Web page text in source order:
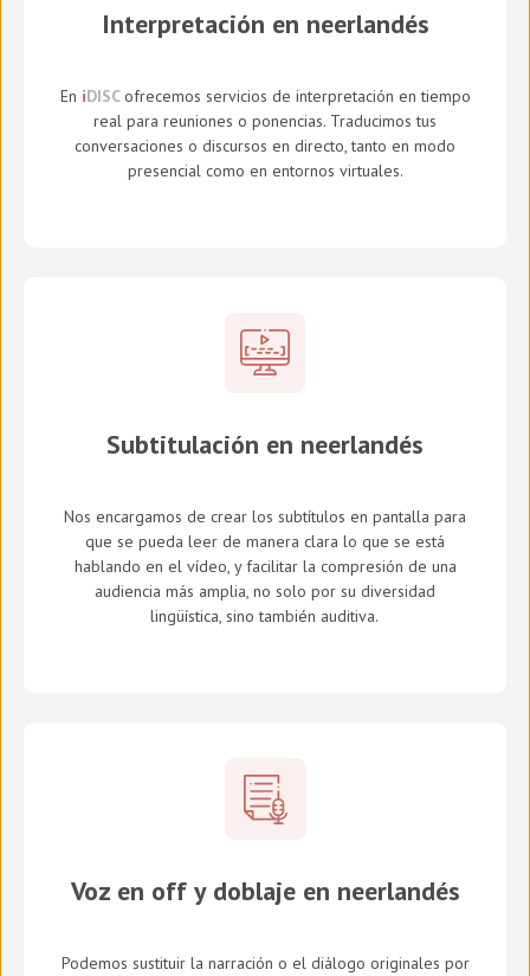
Interpretación en neerlandés
En iDISC ofrecemos servicios de interpretación en tiempo
real para reuniones o ponencias. Traducimos tus
conversaciones o discursos en directo, tanto en modo
presencial como en entornos virtuales.
Subtitulación en neerlandés
Nos encargamos de crear los subtítulos en pantalla para
que se pueda leer de manera clara lo que se está
hablando en el vídeo, y facilitar la compresión de una
audiencia más amplia, no solo por su diversidad
lingüística, sino también auditiva.
Voz en off y doblaje en neerlandés
Podemos sustituir la narración o el diálogo originales por